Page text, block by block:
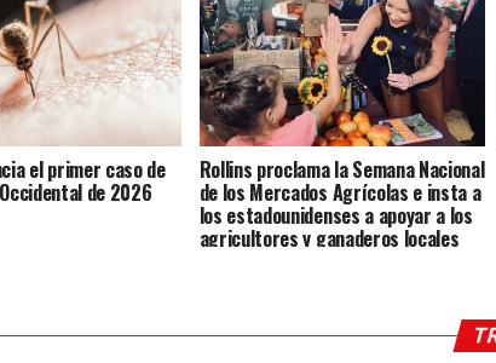
el primer caso de
de 2026
Rollins proclama la Semana Nacional
de los Mercados Agrícolas e insta a
los estadounidenses a apoyar a los
agricultores y ganaderos locales